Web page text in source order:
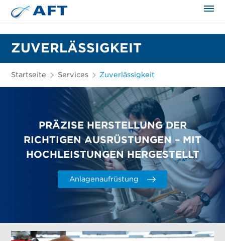
ZUVERLÄSSIGKEIT
Startseite Services Zuverlässigkeit
PRÄZISE HERSTELLUNG DER
RICHTIGEN AUSRÜSTUNGEN – MIT
HOCHLEISTUNGEN HERGESTELLT
Anlagenaufrüstung